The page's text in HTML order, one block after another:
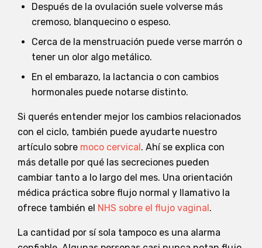
Después de la ovulación suele volverse más
cremoso, blanquecino o espeso.
Cerca de la menstruación puede verse marrón o
tener un olor algo metálico.
En el embarazo, la lactancia o con cambios
hormonales puede notarse distinto.
Si querés entender mejor los cambios relacionados
con el ciclo, también puede ayudarte nuestro
artículo sobre moco cervical. Ahí se explica con
más detalle por qué las secreciones pueden
cambiar tanto a lo largo del mes. Una orientación
médica práctica sobre flujo normal y llamativo la
ofrece también el NHS sobre el flujo vaginal.
La cantidad por sí sola tampoco es una alarma